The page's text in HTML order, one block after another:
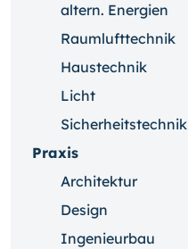
altern. Energien
Raumlufttechnik
Haustechnik
Licht
Sicherheitstechnik
Praxis
Architektur
Design
Ingenieurbau